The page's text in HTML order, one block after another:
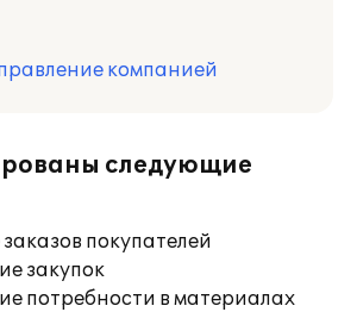
компанией
следующие
покупателей
закупок
потребности в материалах